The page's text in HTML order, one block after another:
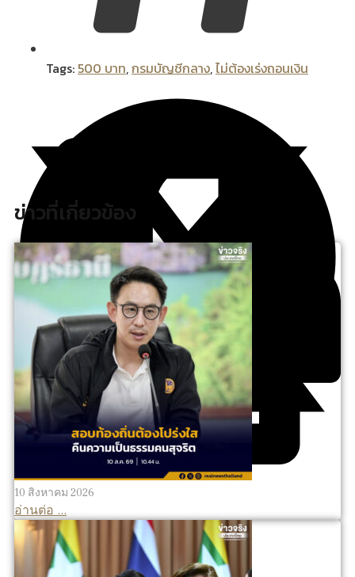
Tags: 500 บาท,กรมบัญชีกลาง,ไม่ต้องเร่งถอนเงิน
ข่าวที่เกี่ยวข้อง
10 สิงหาคม 2026
อ่านต่อ ...